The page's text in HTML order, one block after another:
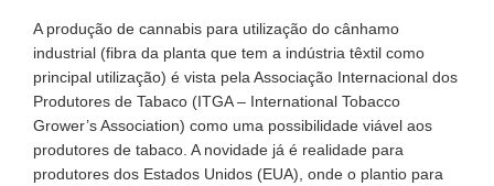
A produção de cannabis para utilização do cânhamo
industrial (fibra da planta que tem a indústria têxtil como
principal utilização) é vista pela Associação Internacional dos
Produtores de Tabaco (ITGA – International Tobacco
Grower’s Association) como uma possibilidade viável aos
produtores de tabaco. A novidade já é realidade para
produtores dos Estados Unidos (EUA), onde o plantio para